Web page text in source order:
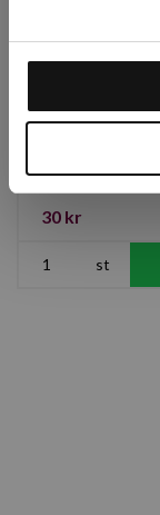
Golden Star
Finns i lager
30 kr
st